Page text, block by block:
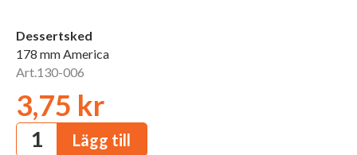
Dessertsked
178 mm America
Art.130-006
3,75 kr